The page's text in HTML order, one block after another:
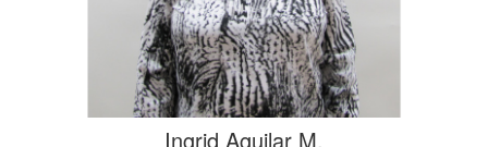
Ingrid Aguilar M.